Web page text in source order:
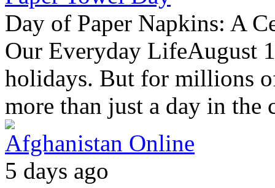
Day of Paper Napkins: A
Our Everyday LifeAugust
holidays. But for millions
more than just a day in
Afghanistan Online
5 days ago